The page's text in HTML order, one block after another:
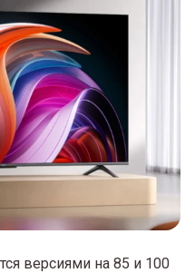
версиями на 85 и 100